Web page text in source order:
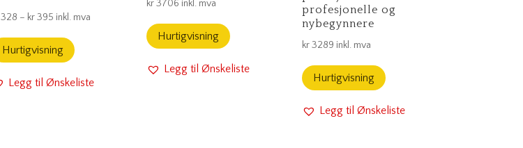
– kr395Prisområde:
til
inkl. mva
Hurtigvisning
Legg til Ønskeliste
kr3706 inkl. mva
Hurtigvisning
Legg til Ønskeliste
profesjonelle og
nybegynnere
kr3289 inkl. mva
Hurtigvisning
Legg til Ønskeliste